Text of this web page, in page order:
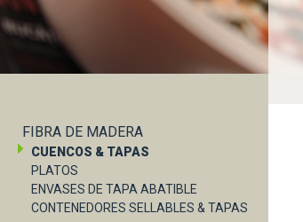
FIBRA DE MADERA
CUENCOS & TAPAS
PLATOS
ENVASES DE TAPA ABATIBLE
CONTENEDORES SELLABLES & TAPAS